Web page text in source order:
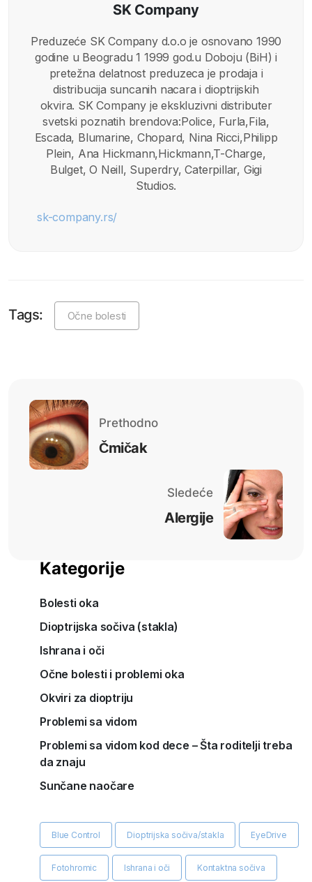
SK Company
Preduzeće SK Company d.o.o je osnovano 1990
godine u Beogradu 1 1999 god.u Doboju (BiH) i
pretežna delatnost preduzeca je prodaja i
distribucija suncanih nacara i dioptrijskih
okvira. SK Company je ekskluzivni distributer
svetski poznatih brendova:Police, Furla,Fila,
Escada, Blumarine, Chopard, Nina Ricci,Philipp
Plein, Ana Hickmann,Hickmann,T-Charge,
Bulget, O Neill, Superdry, Caterpillar, Gigi
Studios.
sk-company.rs/
Tags: Očne bolesti
Prethodno
Čmičak
Sledeće
Alergije
Kategorije
Bolesti oka
Dioptrijska sočiva (stakla)
Ishrana i oči
Očne bolesti i problemi oka
Okviri za dioptriju
Problemi sa vidom
Problemi sa vidom kod dece – Šta roditelji treba
da znaju
Sunčane naočare
Blue Control Dioptrijska sočiva/stakla EyeDrive
Fotohromic Ishrana i oči Kontaktna sočiva